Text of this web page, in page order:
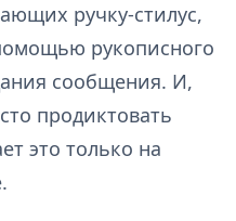
ручку-стилус,
рукописного
сообщения. И,
продиктовать
это только на